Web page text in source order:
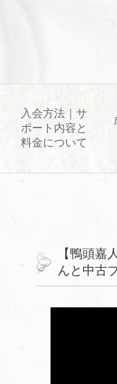
入会方法｜サ
ポート内容と
料金について
【鴨頭嘉
んと中古